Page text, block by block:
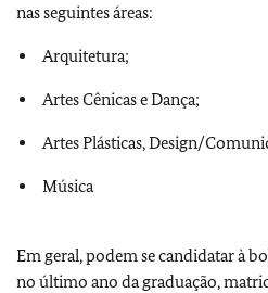
nas seguintes áreas:
Arquitetura;
Artes Cênicas e Dança;
Artes Plásticas, Design/
Música
Em geral, podem se candidatar à
no último ano da graduação,